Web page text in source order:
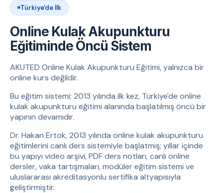
Türkiye'de İlk
Online Kulak Akupunkturu
Eğitiminde Öncü Sistem
AKUTED Online Kulak Akupunkturu Eğitimi, yalnızca bir
online kurs değildir.
Bu eğitim sistemi; 2013 yılında ilk kez, Türkiye'de online
kulak akupunkturu eğitimi alanında başlatılmış öncü bir
yapının devamıdır.
Dr. Hakan Ertok, 2013 yılında online kulak akupunkturu
eğitimlerini canlı ders sistemiyle başlatmış; yıllar içinde
bu yapıyı video arşivi, PDF ders notları, canlı online
dersler, vaka tartışmaları, modüler eğitim sistemi ve
uluslararası akreditasyonlu sertifika altyapısıyla
geliştirmiştir.